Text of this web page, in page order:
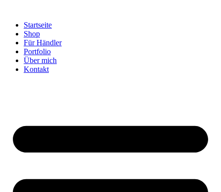
Startseite
Shop
Für Händler
Portfolio
Über mich
Kontakt